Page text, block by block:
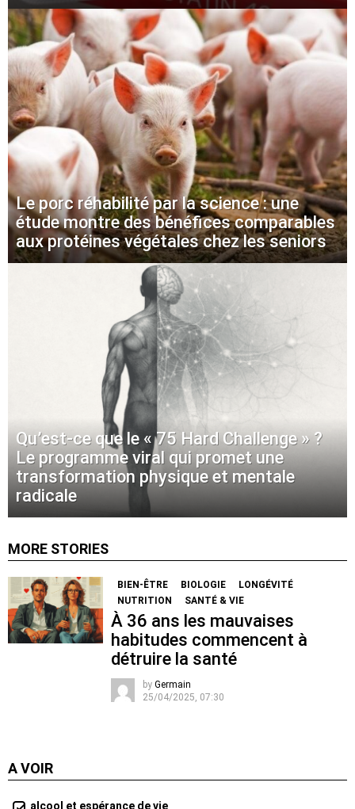
Le porc réhabilité par la science : une
étude montre des bénéfices comparables
aux protéines végétales chez les seniors
Qu’est-ce que le « 75 Hard Challenge » ?
Le programme viral qui promet une
transformation physique et mentale
radicale
MORE STORIES
BIEN-ÊTRE BIOLOGIE
LONGÉVITÉ
NUTRITION
SANTÉ & VIE
À 36 ans les mauvaises
habitudes commencent à
détruire la santé
by Germain
25/04/2025, 07:30
A VOIR
alcool et espérance de vie